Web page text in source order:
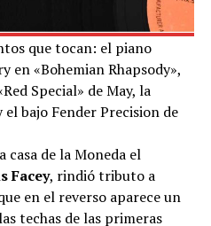
que tocan: el piano
en «Bohemian Rhapsody»,
Special» de May, la
bajo Fender Precision de
casa de la Moneda el
Facey, rindió tributo a
en el reverso aparece un
techas de las primeras